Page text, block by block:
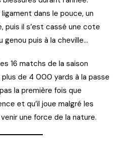
dans le pouce, un
puis il s’est cassé une cote
puis à la cheville…
16 matchs de la saison
de 4 000 yards à la passe
la première fois que
et qu’il joue malgré les
une force de la nature.